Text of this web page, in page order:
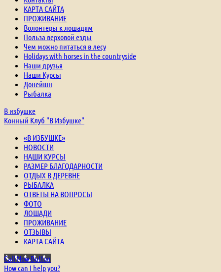
КАРТА САЙТА
ПРОЖИВАНИЕ
Волонтеры к лошадям
Польза верховой езды
Чем можно питаться в лесу
Holidays with horses in the countryside
Наши друзья
Наши Курсы
Донейшн
Рыбалка
В избушке
Конный Клуб "В Избушке"
«В ИЗБУШКЕ»
НОВОСТИ
НАШИ КУРСЫ
РАЗМЕР БЛАГОДАРНОСТИ
ОТДЫХ В ДЕРЕВНЕ
РЫБАЛКА
ОТВЕТЫ НА ВОПРОСЫ
ФОТО
ЛОШАДИ
ПРОЖИВАНИЕ
ОТЗЫВЫ
КАРТА САЙТА
Call Now Button
How can I help you?